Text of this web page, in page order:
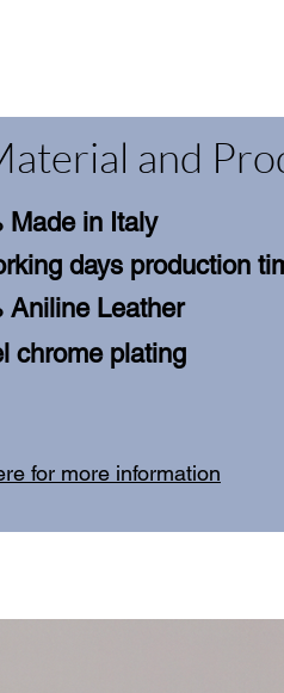
and
Made in Italy
days production
Aniline Leather
chrome plating
for more information